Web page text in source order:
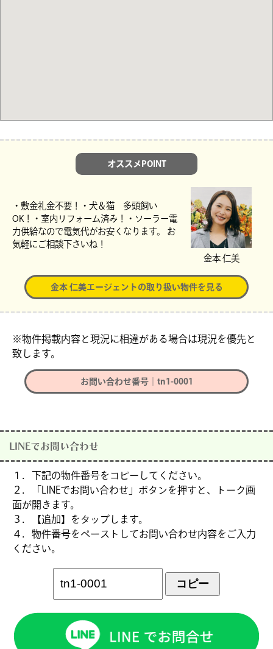
オススメPOINT
・敷金礼金不要！・犬＆猫 多頭飼い
OK！・室内リフォーム済み！・ソーラー電
力供給なので電気代がお安くなります。 お
気軽にご相談下さいね！
金本 仁美
金本 仁美エージェントの取り扱い物件を見る
※物件掲載内容と現況に相違がある場合は現況を優先と
致します。
お問い合わせ番号｜tn1-0001
LINEでお問い合わせ
１．下記の物件番号をコピーしてください。
２．「LINEでお問い合わせ」ボタンを押すと、トーク画
面が開きます。
３．【追加】をタップします。
４．物件番号をペーストしてお問い合わせ内容をご入力
ください。
コピー